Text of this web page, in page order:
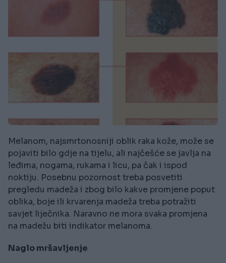
Melanom, najsmrtonosniji oblik raka kože, može se
pojaviti bilo gdje na tijelu, ali najčešće se javlja na
leđima, nogama, rukama i licu, pa čak i ispod
noktiju. Posebnu pozornost treba posvetiti
pregledu madeža i zbog bilo kakve promjene poput
oblika, boje ili krvarenja madeža treba potražiti
savjet liječnika. Naravno ne mora svaka promjena
na madežu biti indikator melanoma.
Naglo mršavljenje